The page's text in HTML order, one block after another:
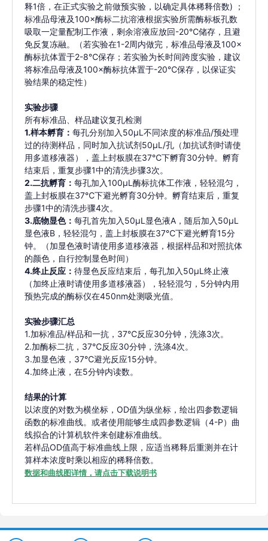
释1倍，在正式实验之前做预实验，以确定具体稀释倍数) ；
标准品母液及100×酶标二抗溶液根据实验所需酶标板孔数
吸取一定量配制工作液，剩余溶液应放回-20℃储存，且避
免反复冻融。（若实验在1-2周内做完，标准品母液及100×
酶标抗体置于2-8℃保存；若实验为长时间跨度实验，建议
将标准品母液及100×酶标抗体置于-20℃保存，以保证实
验结果的稳定性）
实验步骤
所有标准品、样品建议复孔检测
1.样本孵育： 每孔分别加入50μL不同浓度的标准品/预处理
过的待测样品，同时加入抗试剂50µL/孔（加抗试剂时请使
用多道移液器），盖上封板膜在37℃下孵育30分钟。孵育
结束后，重复步骤1中的清洗步骤3次。
2.二抗孵育： 每孔加入100μL酶标抗体工作液，轻轻混匀，
盖上封板膜在37℃下避光孵育30分钟。孵育结束后，重复
步骤1中的清洗步骤4次。
3.底物显色： 每孔首先加入50μL显色液A，随后加入50μL
显色液B，轻轻混匀，盖上封板膜在37℃下避光孵育15分
钟。（加显色液时请使用多道移液器，根据样品和对照抗体
的颜色，自行控制显色时间）
4.终止反应： 待显色反应结束后，每孔加入50μL终止液
（加终止液时请使用多道移液器），轻轻混匀，5分钟内用
预热完成的酶标仪在450nm处测吸光值。
实验步骤汇总
1.加标准品/样品和一抗，37℃反应30分钟，洗涤3次。
2.加酶标二抗，37℃反应30分钟，洗涤4次。
3.加显色液，37℃避光反应15分钟。
4.加终止液，在5分钟内读数。
结果的计算
以浓度的对数为横坐标，OD值为纵坐标，绘出四参数逻辑
函数的标准曲线。或者使用能够生成四参数逻辑（4-P）曲
线拟合的计算机软件来创建标准曲线。
若样品OD值高于标准曲线上限，应适当稀释后重测并在计
算样本浓度时乘以相应的稀释倍数。
数据和曲线图详情，请点击下载说明书